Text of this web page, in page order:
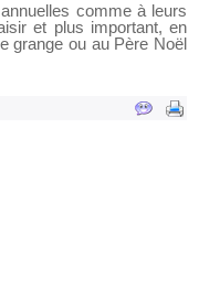
comme à leurs
et plus important, en
grange ou au Père Noël